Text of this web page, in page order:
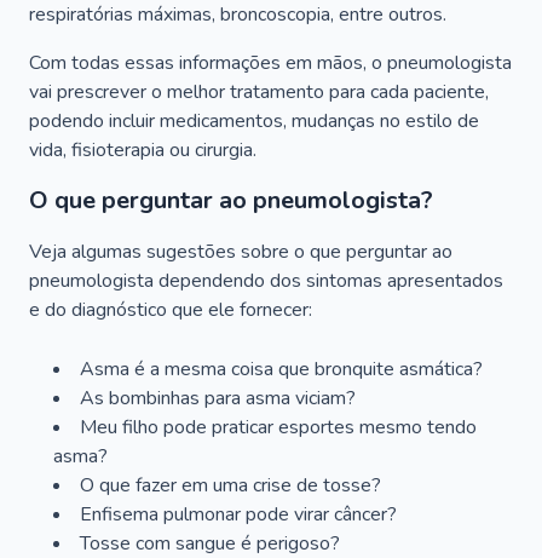
respiratórias máximas, broncoscopia, entre outros.
Com todas essas informações em mãos, o pneumologista
vai prescrever o melhor tratamento para cada paciente,
podendo incluir medicamentos, mudanças no estilo de
vida, fisioterapia ou cirurgia.
O que perguntar ao pneumologista?
Veja algumas sugestões sobre o que perguntar ao
pneumologista dependendo dos sintomas apresentados
e do diagnóstico que ele fornecer:
Asma é a mesma coisa que bronquite asmática?
As bombinhas para asma viciam?
Meu filho pode praticar esportes mesmo tendo
asma?
O que fazer em uma crise de tosse?
Enfisema pulmonar pode virar câncer?
Tosse com sangue é perigoso?